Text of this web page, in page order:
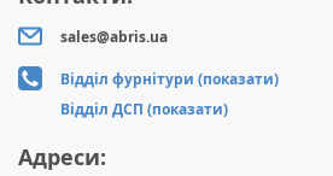
sales@abris.ua
Відділ фурнітури (показати)
Відділ ДСП (показати)
Адреси: